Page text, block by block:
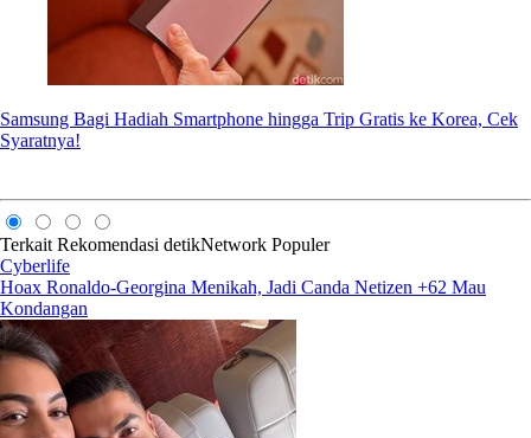
Samsung Bagi Hadiah Smartphone hingga Trip Gratis ke Korea, Cek
Syaratnya!
Terkait Rekomendasi detikNetwork Populer
Cyberlife
Hoax Ronaldo-Georgina Menikah, Jadi Canda Netizen +62 Mau
Kondangan